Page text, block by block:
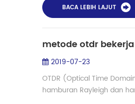
BACA LEBIH LAJUT
metode otdr bekerja
2019-07-23
OTDR (Optical Time
hamburan Rayleigh dan